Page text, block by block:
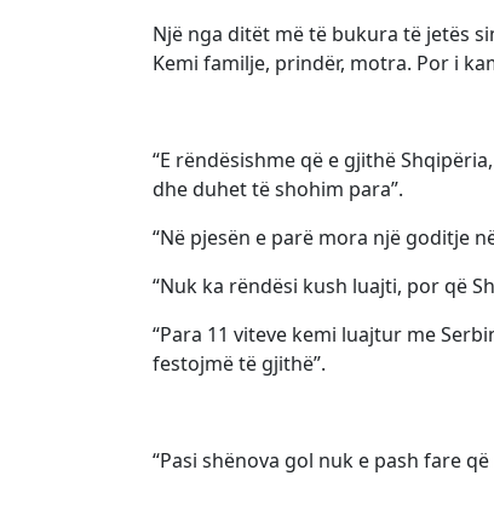
Një nga ditët më të bukura të jetës
Kemi familje, prindër, motra. Por i
“E rëndësishme që e gjithë
dhe duhet të shohim para”.
“Në pjesën e parë mora një goditje
“Nuk ka rëndësi kush luajti, por që
“Para 11 viteve kemi luajtur me
festojmë të gjithë”.
“Pasi shënova gol nuk e pash fare